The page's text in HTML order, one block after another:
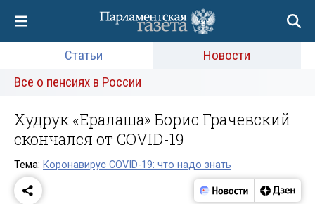
Статьи
Новости
Все о пенсиях в России
Худрук «Ералаша» Борис Грачевский
скончался от COVID-19
Тема: Коронавирус COVID-19: что надо знать